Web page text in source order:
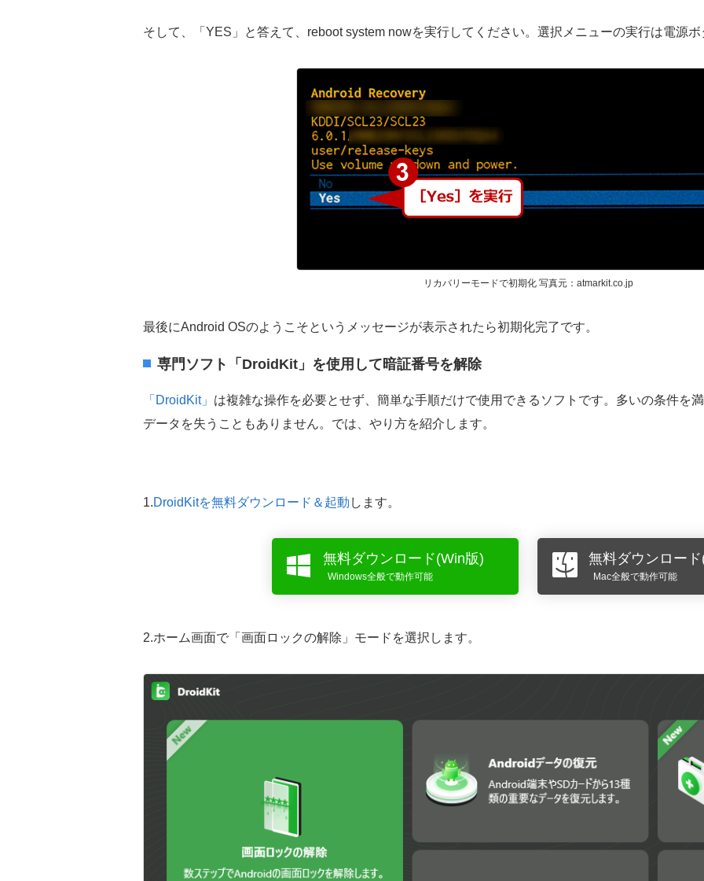
そして、「YES」と答えて、reboot system nowを実行してください。選択メニューの実行は電源
リカバリーモードで初期化 写真元：atmarkit.co.jp
最後にAndroid OSのようこそというメッセージが表示されたら初期化完了です。
専門ソフト「DroidKit」を使用して暗証番号を解除
「DroidKit」 は複雑な操作を必要とせず、簡単な手順だけで使用できるソフトです。多いの条件を
データを失うこともありません。では、やり方を紹介します。
1.DroidKitを無料ダウンロード＆起動 します。
無料ダウンロード(Win版)
Windows全般で動作可能
無料ダウンロー
Mac全般で動作可能
2.ホーム画面で「画面ロックの解除」モードを選択します。